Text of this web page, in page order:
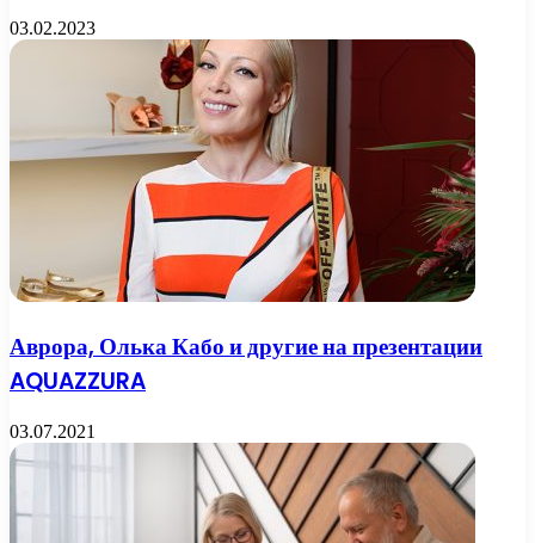
03.02.2023
Аврора, Олька Кабо и другие на презентации
AQUAZZURA
03.07.2021